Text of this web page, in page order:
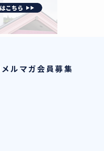
メルマガ会員募集